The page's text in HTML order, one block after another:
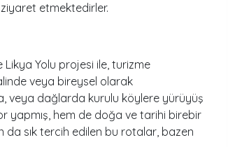
etmektedirler.
Likya Yolu projesi ile, turizme
veya bireysel olarak
veya dağlarda kurulu köylere yürüyüş
yapmış, hem de doğa ve tarihi birebir
da sık tercih edilen bu rotalar, bazen